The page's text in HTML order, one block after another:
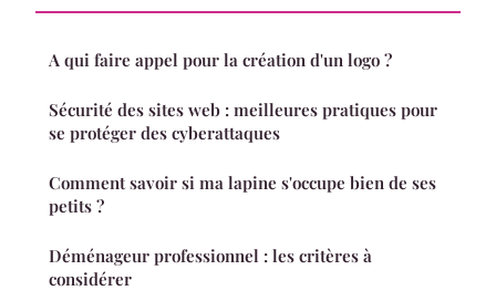
A qui faire appel pour la création d'un logo ?
Sécurité des sites web : meilleures pratiques pour
se protéger des cyberattaques
Comment savoir si ma lapine s'occupe bien de ses
petits ?
Déménageur professionnel : les critères à
considérer